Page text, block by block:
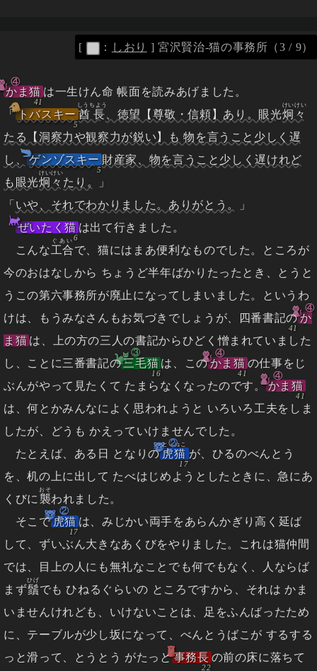
かま猫
④
は一生けん命 帳面を読みあげました。
「トバスキー 酋長
しうちよう
、徳望【尊敬・信頼】あり。眼光炯々
けいけい
たる【洞察力や観察力が鋭い】も 物を言うこと少しく遅
し、ゲンゾスキー 財産家、物を言うこと少しく遅けれど
も眼光炯々
けいけい
たり。
」
「 いや、それでわかりました。ありがとう。
」
ぜいたく猫 は出て行きました。
こんな工合
ぐあい
で、猫にはまあ便利なものでした。ところが
今のおはなしから ちょうど半年ばかりたったとき、とうと
うこの第六事務所が廃止になってしまいました。というわ
けは、もうみなさんもお気づきでしょうが、四番書記のか
ま猫
④
は、上の方の三人の書記からひどく憎まれていました
し、ことに三番書記の三毛猫
③
は、このかま猫
④
の仕事をじ
ぶんがやって見たくて たまらなくなったのです。かま猫
④
は、何とかみんなによく思われようと いろいろ工夫をしま
したが、どうも かえっていけませんでした。
たとえば、ある日 となりの虎猫
とらねこ
②
が、ひるのべんとう
を、机の上に出して たべはじめようとしたときに、急にあ
くびに 襲
おそ
われました。
そこで虎猫
②
は、みじかい両手をあらんかぎり高く延ば
して、ずいぶん大きなあくびをやりました。これは猫仲間
では、目上の人にも無礼なことでも何でもなく、人ならば
まず鬚
ひげ
でも ひねるぐらいの ところですから、それは かま
いませんけれども、いけないことは、足をふんばったため
に、テーブルが少し坂になって、べんとうばこが するする
っと滑って、とうとう がたっと事務長 の前の床に落ちて
[ ： しおり ] 宮沢賢治-猫の事務所（3 / 9）